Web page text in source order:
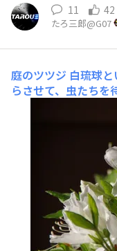
11 42
たろ三郎@G07
庭のツツジ 白琉球
らさせて、虫たちを